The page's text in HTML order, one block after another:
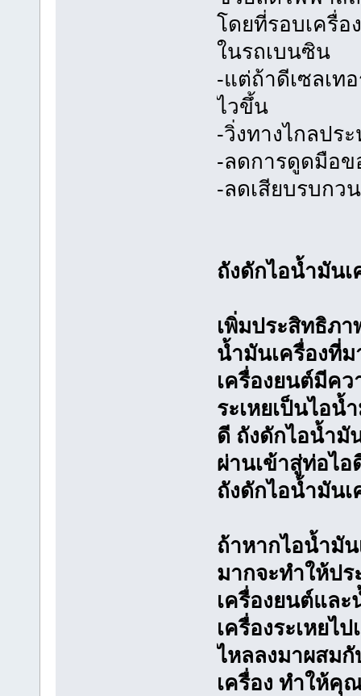
โดยที่รอบเครื่อ
ในรถเบนซิน
-แต่ถ้าดีเซลเท
ไวขึ้น
-วิ่งทางไกลปร
-ลดการดูดมือข
-ลดเสียบรบกว
ถังดักไอน้ำมันเ
เพิ่มประสิทธิภ
น้ำมันเครื่องที่
เครื่องยนต์มีค
ระเหยเป็นไอน้
ดี ถังดักไอน้ำมั
ผ่านเข้าสู่ท่อไ
ถังดักไอน้ำมันเ
ถ้าหากไอน้ำมัน
มากจะทำให้ปร
เครื่องยนต์แล
เครื่องระเหยไ
ไหลลงมาผสม
เครื่อง ทำให้คุ